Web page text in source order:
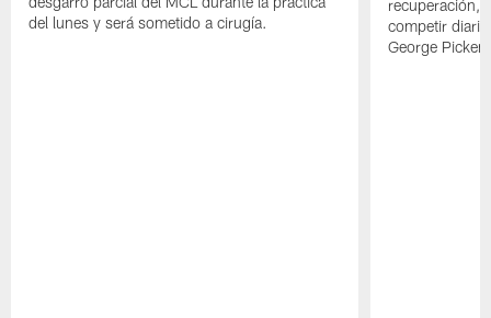
del lunes y será sometido a cirugía.
recuperación,
competir
George